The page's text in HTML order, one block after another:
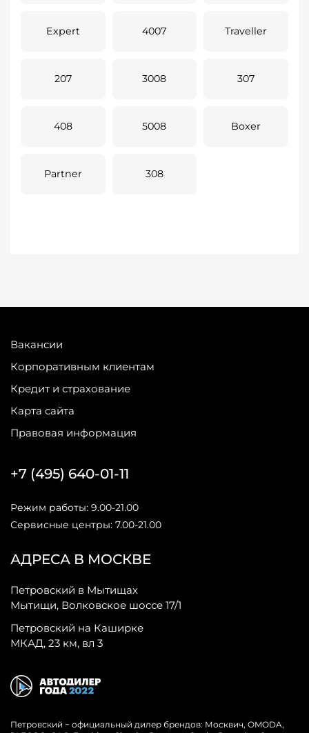
Expert 4007 Traveller
207 3008 307
408 5008 Boxer
Partner 308
Вакансии
Корпоративным клиентам
Кредит и страхование
Карта сайта
Правовая информация
АДРЕСА В МОСКВЕ
Петровский в Мытищах
Мытищи, Волковское шоссе 17/1
Петровский на Каширке
МКАД, 23 км, вл 3
+7 (495) 640-01-11
Режим работы: 9.00-21.00
Сервисные центры: 7.00-21.00
Петровский − официальный дилер брендов: Москвич, OMODA,